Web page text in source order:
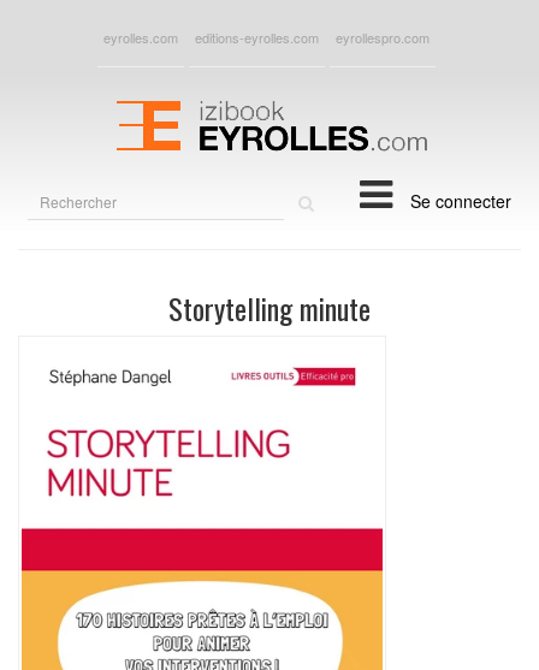
eyrolles.com editions-eyrolles.com eyrollespro.com
Se connecter
Storytelling minute